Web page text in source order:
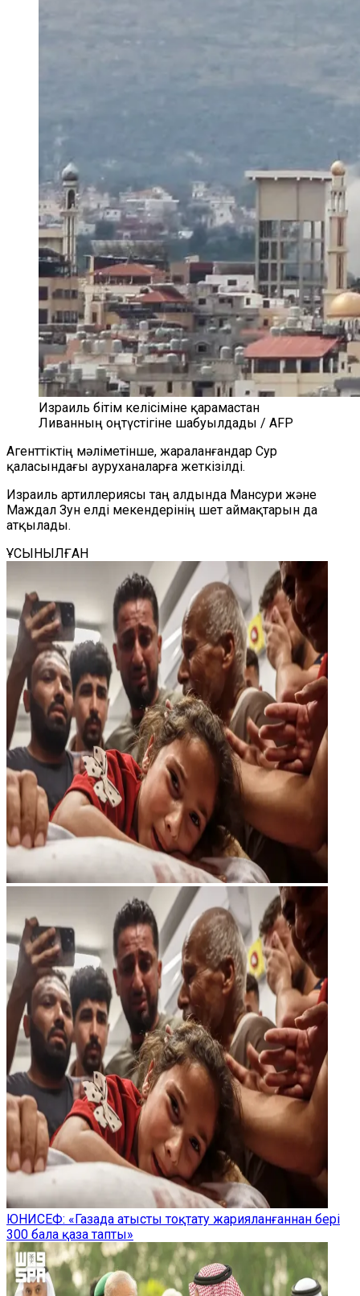
Израиль бітім келісіміне қарамастан
Ливанның оңтүстігіне шабуылдады / AFP
Агенттіктің мәліметінше, жараланғандар Сур
қаласындағы ауруханаларға жеткізілді.
Израиль артиллериясы таң алдында Мансури және
Маждал Зун елді мекендерінің шет аймақтарын да
атқылады.
ҰСЫНЫЛҒАН
ЮНИСЕФ: «Газада атысты тоқтату жарияланғаннан бері
300 бала қаза тапты»